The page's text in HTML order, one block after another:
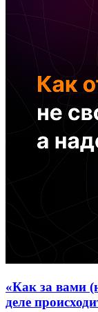
«Как за вами
деле